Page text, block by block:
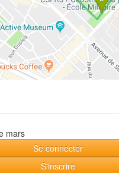
Se connecter
S'inscrire